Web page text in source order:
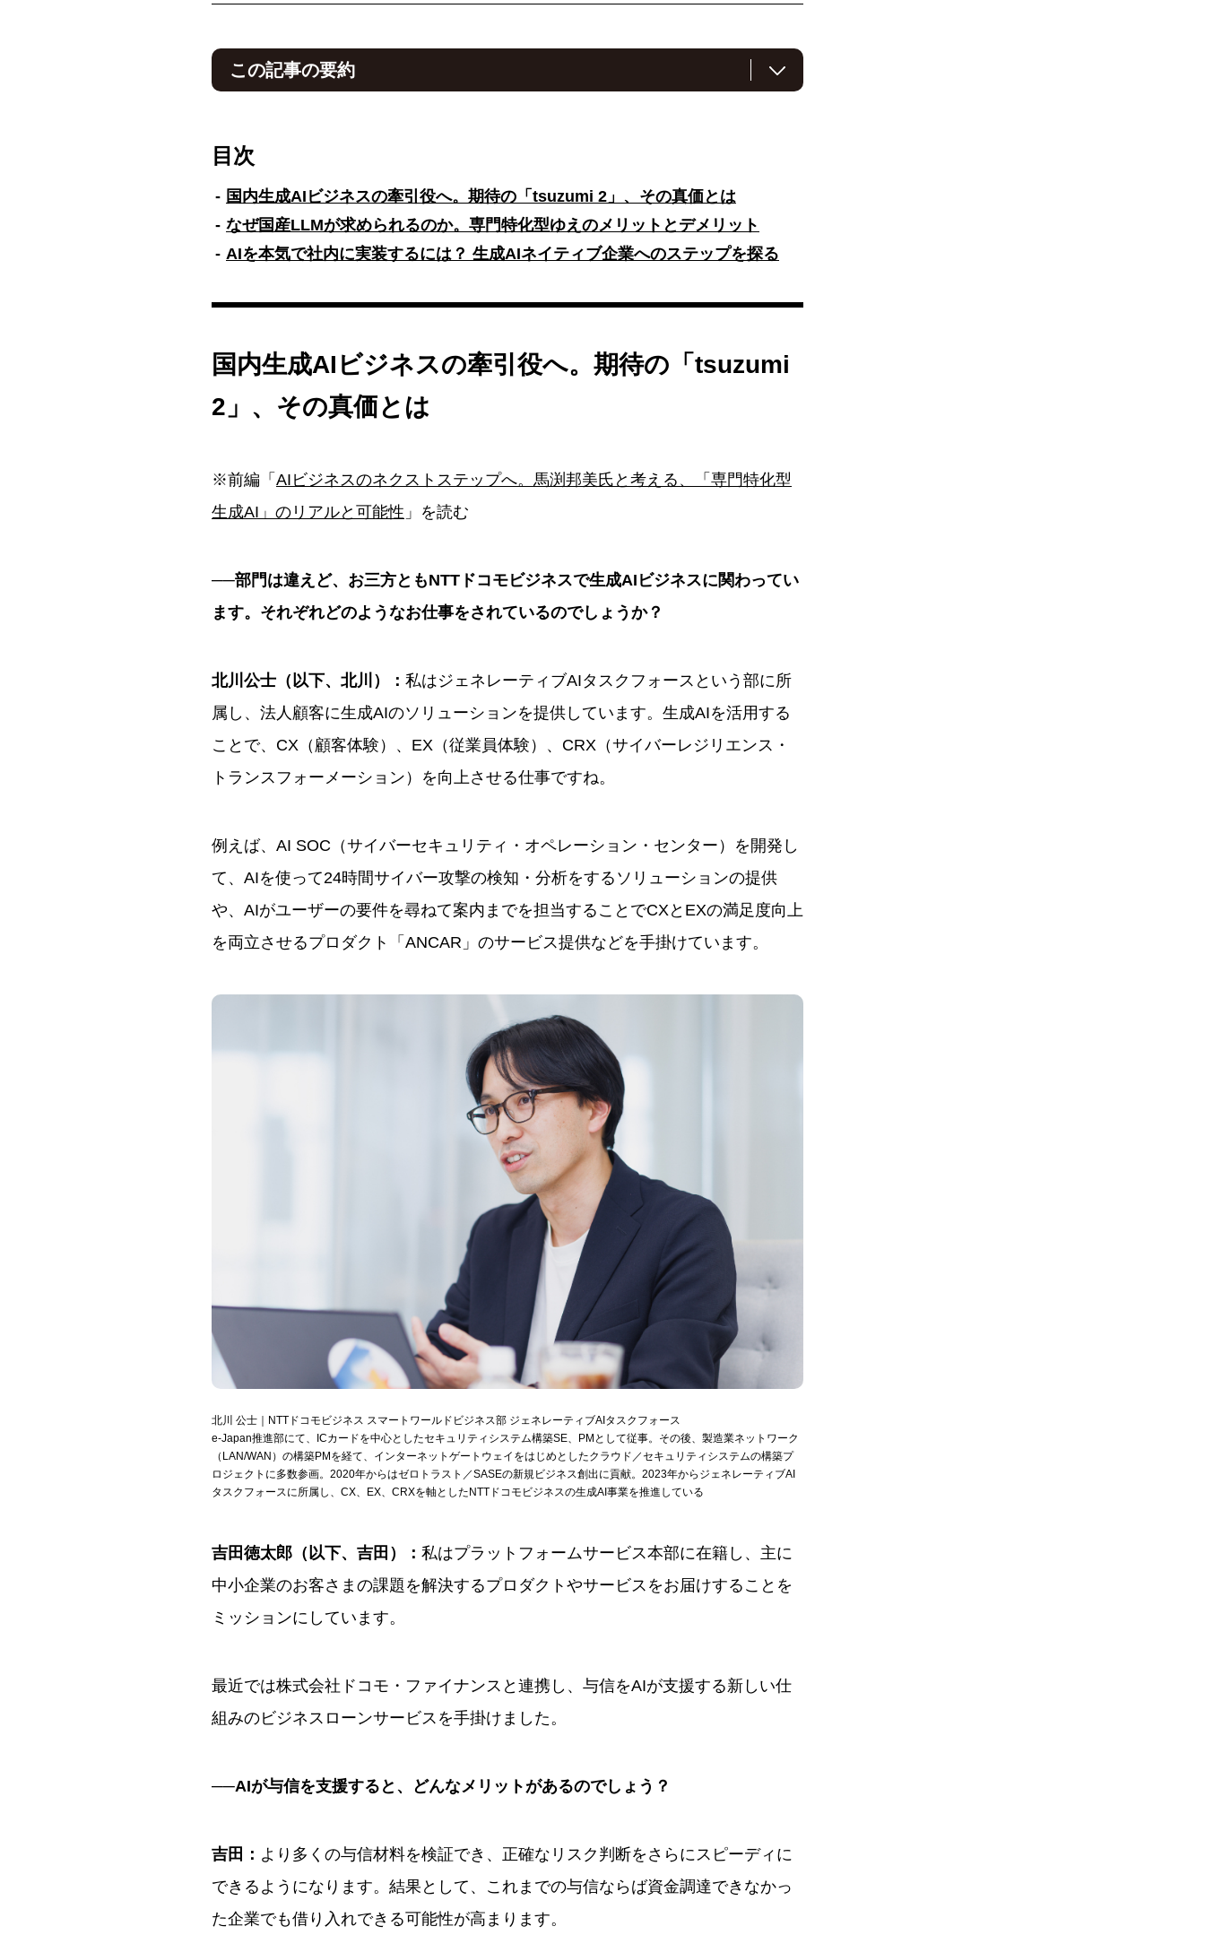
この記事の要約
法人向け生成AI活用を推進する北川氏は、CX・EX向上やセキュリティ分野での実装事例を紹介。
金融革新を説明した。R&D側の岩瀬氏は、tsuzumi 2が約300億パラメータという軽量設計で、日
一方で、クラウド型LLMに比べたコストや運用負荷は普及の課題とされた。ただし、専門特化型AI
としての小回りの良さや高いROIを生む用途、特許創出などトップラインに寄与する可能性も示さ
コンテキストエンジニアリングが次の注目領域になると展望された。
目次
国内生成AIビジネスの牽引役へ。期待の「tsuzumi 2」、その真価とは
なぜ国産LLMが求められるのか。専門特化型ゆえのメリットとデメリット
AIを本気で社内に実装するには？ 生成AIネイティブ企業へのステップを探る
国内生成AIビジネスの牽引役へ。期待の「tsuzumi
2」、その真価とは
※前編「 AIビジネスのネクストステップへ。馬渕邦美氏と考える、「専門特化型
生成AI」のリアルと可能性 」を読む
──部門は違えど、お三方ともNTTドコモビジネスで生成AIビジネスに関わってい
ます。それぞれどのようなお仕事をされているのでしょうか？
北川公士（以下、北川）： 私はジェネレーティブAIタスクフォースという部に所
属し、法人顧客に生成AIのソリューションを提供しています。生成AIを活用する
ことで、CX（顧客体験）、EX（従業員体験）、CRX（サイバーレジリエンス・
トランスフォーメーション）を向上させる仕事ですね。
例えば、AI SOC（サイバーセキュリティ・オペレーション・センター）を開発し
て、AIを使って24時間サイバー攻撃の検知・分析をするソリューションの提供
や、AIがユーザーの要件を尋ねて案内までを担当することでCXとEXの満足度向上
を両立させるプロダクト「ANCAR」のサービス提供などを手掛けています。
北川 公士｜NTTドコモビジネス スマートワールドビジネス部 ジェネレーティブAIタスクフォース
e-Japan推進部にて、ICカードを中心としたセキュリティシステム構築SE、PMとして従事。その後、製造業ネットワーク
（LAN/WAN）の構築PMを経て、インターネットゲートウェイをはじめとしたクラウド／セキュリティシステムの構築プ
ロジェクトに多数参画。2020年からはゼロトラスト／SASEの新規ビジネス創出に貢献。2023年からジェネレーティブAI
タスクフォースに所属し、CX、EX、CRXを軸としたNTTドコモビジネスの生成AI事業を推進している
吉田徳太郎（以下、吉田）： 私はプラットフォームサービス本部に在籍し、主に
中小企業のお客さまの課題を解決するプロダクトやサービスをお届けすることを
ミッションにしています。
最近では株式会社ドコモ・ファイナンスと連携し、与信をAIが支援する新しい仕
組みのビジネスローンサービスを手掛けました。
──AIが与信を支援すると、どんなメリットがあるのでしょう？
吉田： より多くの与信材料を検証でき、正確なリスク判断をさらにスピーディに
できるようになります。結果として、これまでの与信ならば資金調達できなかっ
た企業でも借り入れできる可能性が高まります。